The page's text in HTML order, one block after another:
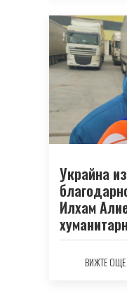
Украйна
Илхам
ВИЖТЕ ОЩЕ